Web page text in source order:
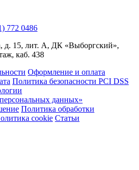
772 0486
д. 15, лит. А, ДК «Выборгский»,
каб. 438
Оформление и оплата
Политика безопасности PCI DSS
данных»
Политика обработки
cookie Статьи